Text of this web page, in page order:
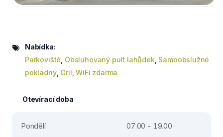
Nabídka:
Parkoviště Obsluhovaný pult lahůdek, Samoobslužné
pokladny, Gril ,WiFi zdarma
Otevírací doba
Pondělí
07.00 - 19.00